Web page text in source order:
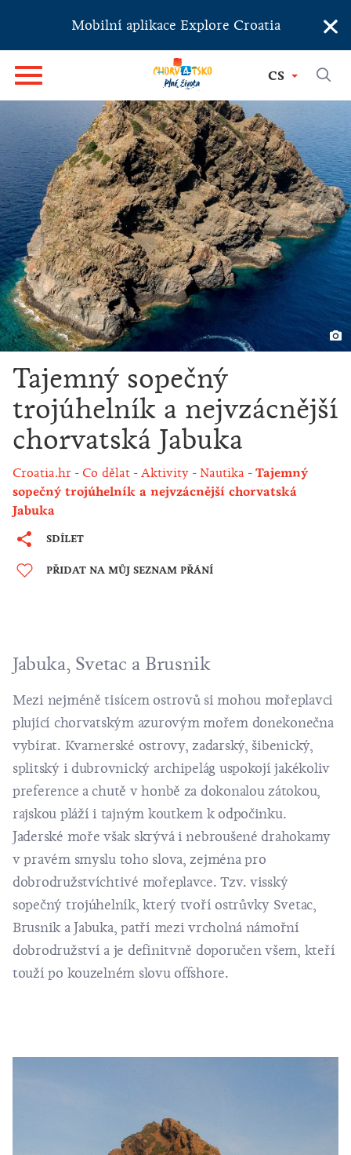
Mobilní aplikace Explore Croatia ×
CS
Tajemný sopečný
trojúhelník a nejvzácnější
chorvatská Jabuka
Croatia.hr Co dělat Aktivity Nautika
Tajemný
sopečný trojúhelník a nejvzácnější chorvatská
Jabuka
SDÍLET
PŘIDAT NA MŮJ SEZNAM PŘÁNÍ
Jabuka, Svetac a Brusnik
Mezi nejméně tisícem ostrovů si mohou mořeplavci
plující chorvatským azurovým mořem donekonečna
vybírat. Kvarnerské ostrovy, zadarský, šibenický,
splitský i dubrovnický archipelág uspokojí jakékoliv
preference a chutě v honbě za dokonalou zátokou,
rajskou pláží i tajným koutkem k odpočinku.
Jaderské moře však skrývá i nebroušené drahokamy
v pravém smyslu toho slova, zejména pro
dobrodružstvíchtivé mořeplavce. Tzv. visský
sopečný trojúhelník, který tvoří ostrůvky Svetac,
Brusnik a Jabuka, patří mezi vrcholná námořní
dobrodružství a je definitvně doporučen všem, kteří
touží po kouzelném slovu offshore.